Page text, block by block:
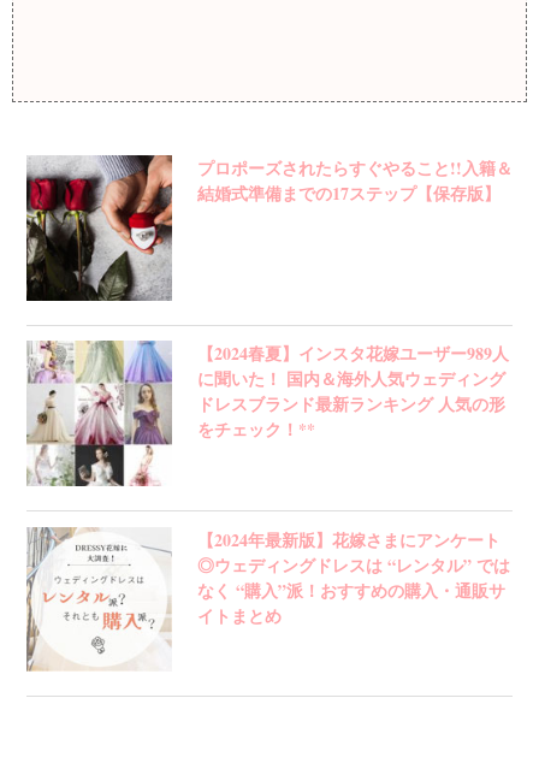
プロポーズされたらすぐやること!!入籍＆
結婚式準備までの17ステップ【保存版】
【2024春夏】インスタ花嫁ユーザー989人
に聞いた！ 国内＆海外人気ウェディング
ドレスブランド最新ランキング 人気の形
をチェック！**
【2024年最新版】花嫁さまにアンケート
◎ウェディングドレスは “レンタル” では
なく “購入”派！おすすめの購入・通販サ
イトまとめ